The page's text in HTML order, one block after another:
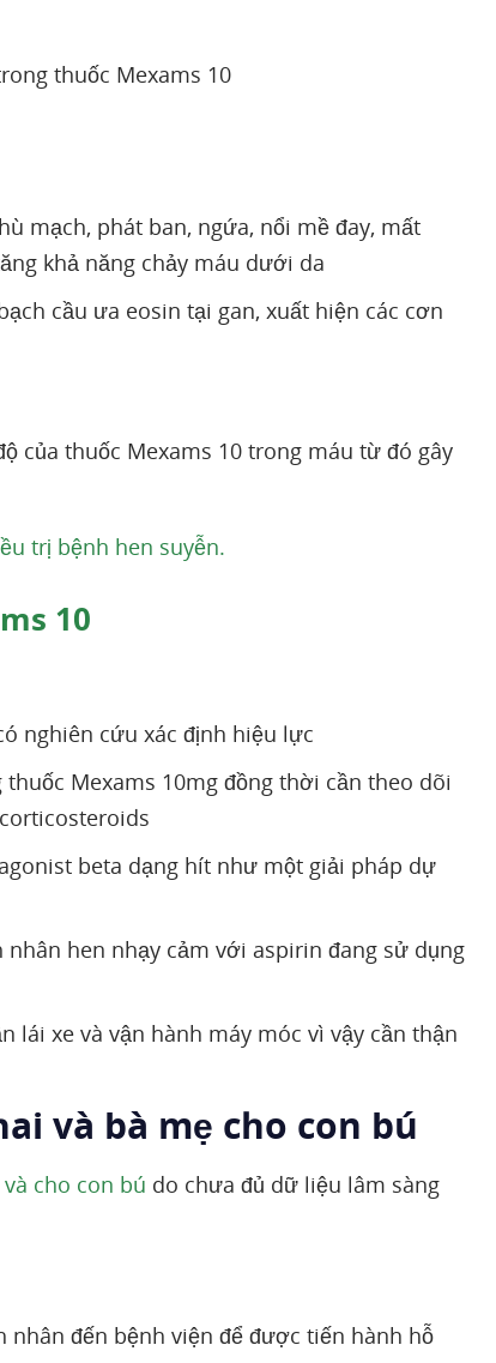
thuốc Mexams 10
mạch, phát ban, ngứa, nổi mề đay, mất
khả năng chảy máu dưới da
cầu ưa eosin tại gan, xuất hiện các cơn
của thuốc Mexams 10 trong máu từ đó gây
trị bệnh hen suyễn.
10
nghiên cứu xác định hiệu lực
Mexams 10mg đồng thời cần theo dõi
beta dạng hít như một giải pháp dự
hen nhạy cảm với aspirin đang sử dụng
lái xe và vận hành máy móc vì vậy cần thận
và bà mẹ cho con bú
cho con bú do chưa đủ dữ liệu lâm sàng
nhân đến bệnh viện để được tiến hành hỗ